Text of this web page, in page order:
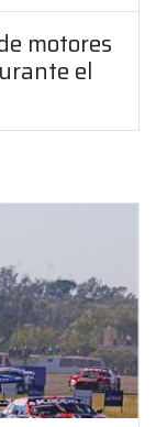
motores
el